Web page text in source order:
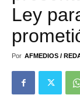
Ley
Por AFMEDIOS /